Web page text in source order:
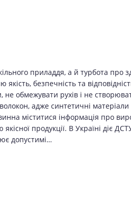
приладдя, а й турбота про
безпечність та
не обмежувати рухів і не
адже синтетичні
міститися інформація про
продукції. В Україні діє
допустимі…